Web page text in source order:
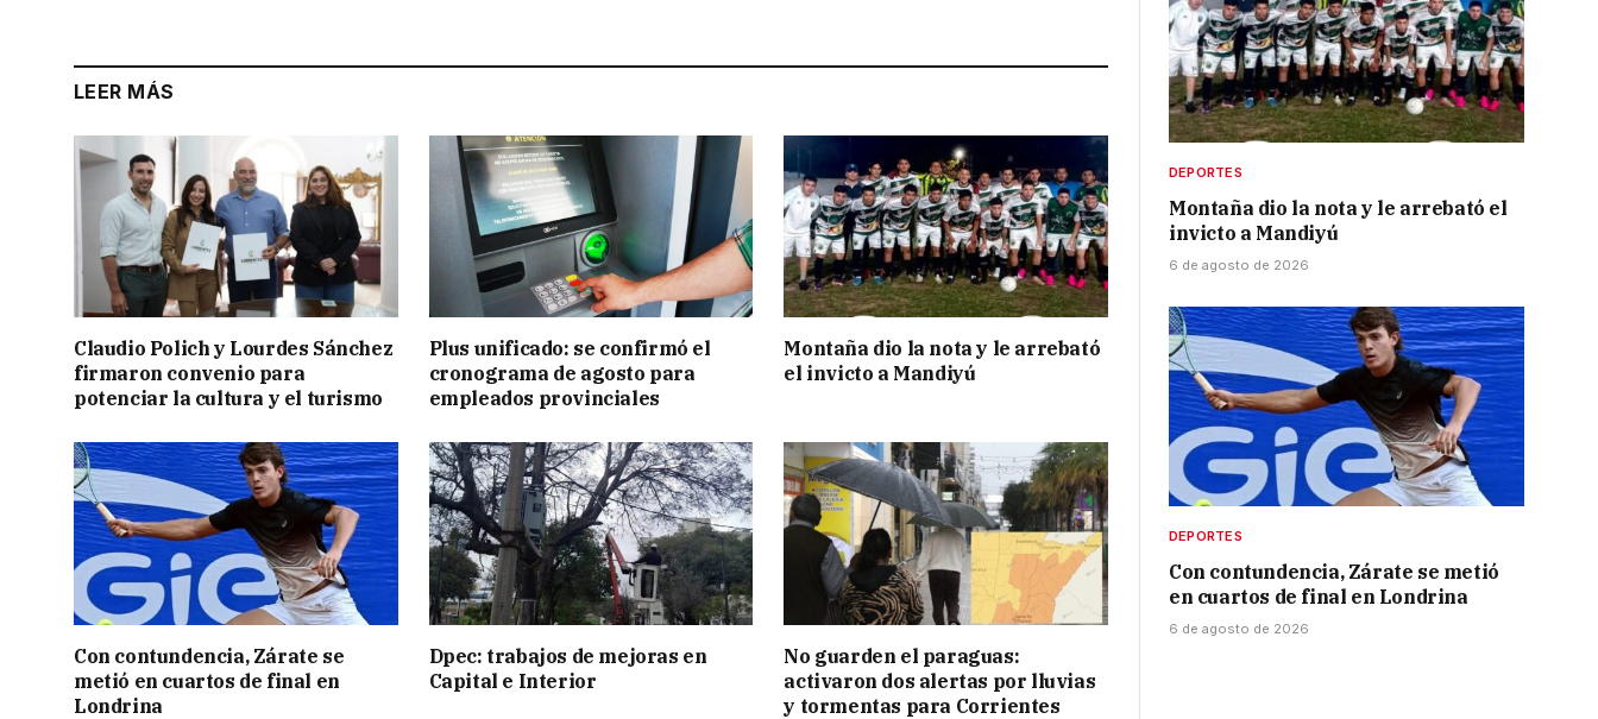
LEER MÁS
Claudio Polich y Lourdes Sánchez
firmaron convenio para
potenciar la cultura y el turismo
Plus unificado: se confirmó el
cronograma de agosto para
empleados provinciales
Montaña dio la nota y le arrebató
el invicto a Mandiyú
Con contundencia, Zárate se
metió en cuartos de final en
Londrina
Dpec: trabajos de mejoras en
Capital e Interior
No guarden el paraguas:
activaron dos alertas por lluvias
y tormentas para Corrientes
DEPORTES
Montaña dio la nota y le arrebató el
invicto a Mandiyú
6 de agosto de 2026
DEPORTES
Con contundencia, Zárate se metió
en cuartos de final en Londrina
6 de agosto de 2026